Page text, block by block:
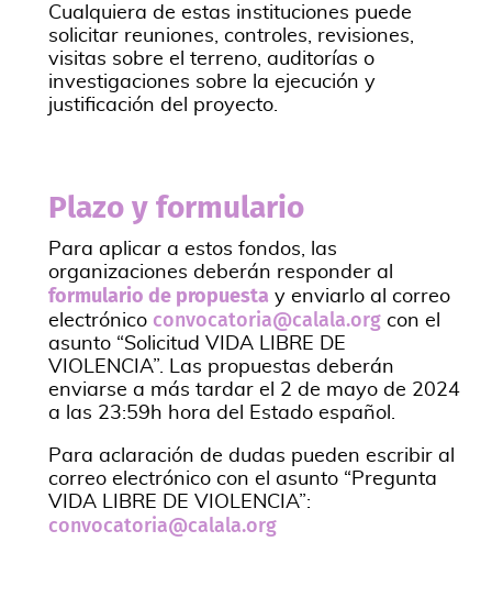
Cualquiera de estas instituciones puede
solicitar reuniones, controles, revisiones,
visitas sobre el terreno, auditorías o
investigaciones sobre la ejecución y
justificación del proyecto.
Plazo y formulario
Para aplicar a estos fondos, las
organizaciones deberán responder al
formulario de propuesta y enviarlo al correo
electrónico convocatoria@calala.org con el
asunto “Solicitud VIDA LIBRE DE
VIOLENCIA”. Las propuestas deberán
enviarse a más tardar el 2 de mayo de 2024
a las 23:59h hora del Estado español.
Para aclaración de dudas pueden escribir al
correo electrónico con el asunto “Pregunta
VIDA LIBRE DE VIOLENCIA”:
convocatoria@calala.org